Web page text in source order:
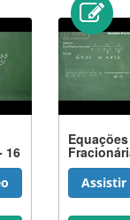
16
Equações
Assistir